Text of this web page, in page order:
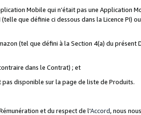
Mobile qui n’était pas une Application
que définie ci dessous dans la Licence PI)
(tel que défini à la Section 4(a) du présent
dans le Contrat) ; et
disponible sur la page de liste de Produits.
et du respect de l'Accord, nous